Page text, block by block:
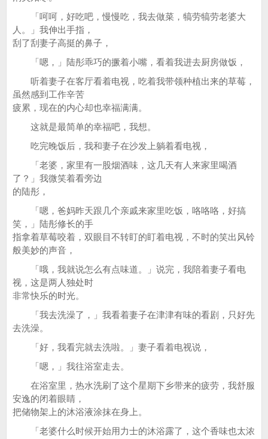
「呵呵，好吃吧，慢慢吃，我去做菜，犒劳犒劳老婆大
人。」我伸出手指，
刮了刮妻子高挺的鼻子，
「嗯，」陆彤乖巧的撅着小嘴，看着我进去厨房做饭，
听着妻子在客厅看着电视，吃着我带领种植出来的草莓，
虽然感到工作辛苦
疲累，现在的内心却也幸福满满。
这就是最简单的幸福吧，我想。
吃完晚饭后，我和妻子在沙发上躺着看电视，
「老婆，家里有一股烟酒味，这几天有人来家里喝酒
了？」我微笑着看旁边
的陆彤，
「嗯，爸妈昨天跟几个亲戚来家里吃饭，咯咯咯，好搞
笑，」陆彤修长的手
指拿着草莓咬着，双眼目不转盯的盯着电视，不时的笑出风铃
般美妙的声音，
「哦，我就说怎么有点味道。」说完，我陪着妻子看电
视，这是两人独处时
非常快乐的时光。
「我去洗澡了，」我看着妻子在津津有味的看剧，只好先
去洗澡。
「好，我看完就去洗啦。」妻子看着电视说，
「嗯，」我往浴室走去。
在浴室里，热水洗刷了这个星期下乡带来的疲劳，我舒服
安逸的闭着眼睛，
把储物架上的沐浴液涂抹在身上。
「老婆什么时候开始用力士的沐浴露了，这个香味也太浓